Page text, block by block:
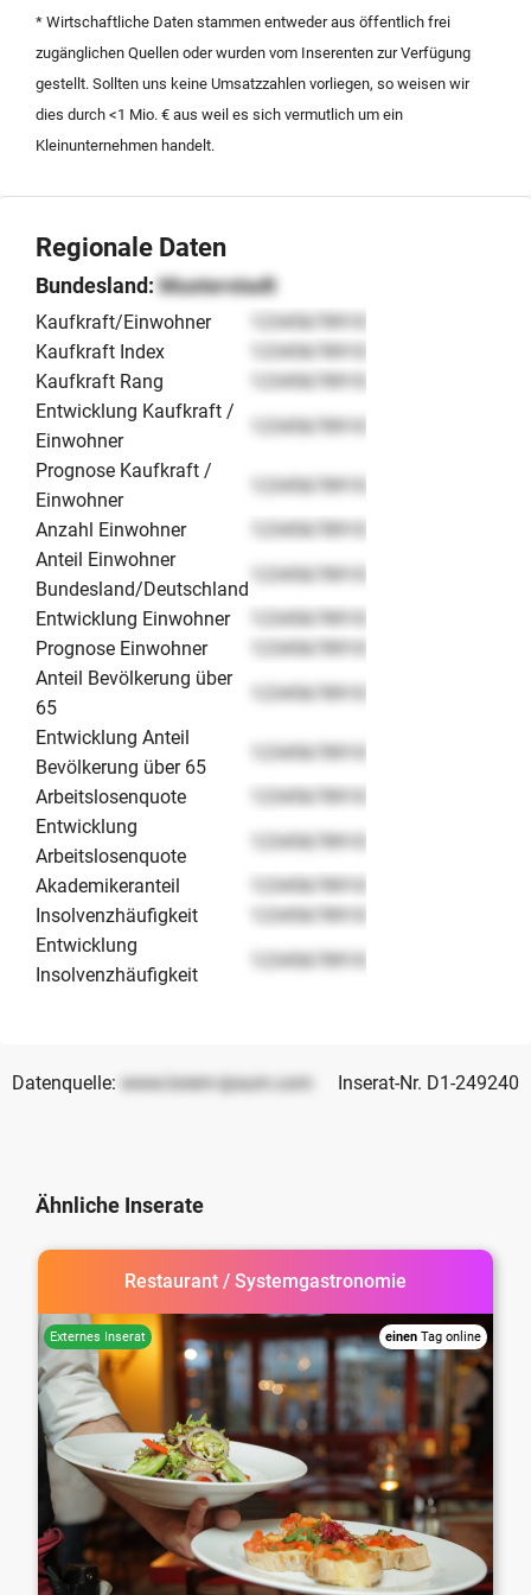
transparentes Projekt mit realen Cashflows und einer
erstklassigen Lage in der Nähe von Koblenz investieren
möchten.
* Wirtschaftliche Daten stammen entweder aus öffentlich frei
zugänglichen Quellen oder wurden vom Inserenten zur Verfügung
gestellt. Sollten uns keine Umsatzzahlen vorliegen, so weisen wir
dies durch <1 Mio. € aus weil es sich vermutlich um ein
Kleinunternehmen handelt.
Regionale Daten
Bundesland: Musterstadt
Kaufkraft/Einwohner
12345678910
Kaufkraft Index
12345678910
Kaufkraft Rang
12345678910
Entwicklung Kaufkraft /
Einwohner
12345678910
Prognose Kaufkraft /
Einwohner
12345678910
Anzahl Einwohner
12345678910
Anteil Einwohner
Bundesland/Deutschland
12345678910
Entwicklung Einwohner
12345678910
Prognose Einwohner
12345678910
Anteil Bevölkerung über
65
12345678910
Entwicklung Anteil
Bevölkerung über 65
12345678910
Arbeitslosenquote
12345678910
Entwicklung
Arbeitslosenquote
12345678910
Akademikeranteil
12345678910
Insolvenzhäufigkeit
12345678910
Entwicklung
Insolvenzhäufigkeit
12345678910
Datenquelle: www.lorem-ipsum.com Inserat-Nr. D1-249240
Ähnliche Inserate
Restaurant / Systemgastronomie
einen Tag online